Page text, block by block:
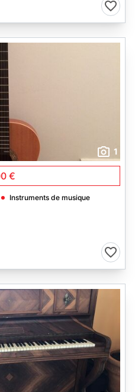
1
€
Instruments de musique